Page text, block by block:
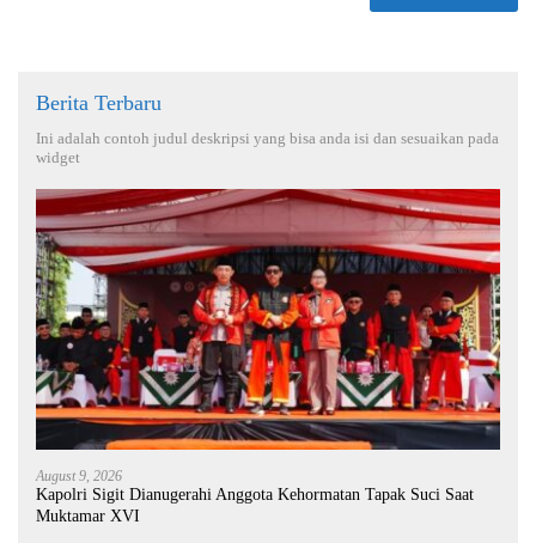
Berita Terbaru
Ini adalah contoh judul deskripsi yang bisa anda isi dan sesuaikan pada
widget
August 9, 2026
Kapolri Sigit Dianugerahi Anggota Kehormatan Tapak Suci Saat
Muktamar XVI